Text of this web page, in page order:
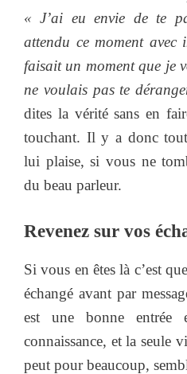
« J’ai eu envie de te
attendu ce moment avec
faisait un moment que je
ne voulais pas te
dites la vérité sans en
touchant. Il y a donc
lui plaise, si vous ne
du beau parleur.
Revenez sur vos
Si vous en êtes là c’est
échangé avant par
est une bonne entrée
connaissance, et la seule
peut pour beaucoup,